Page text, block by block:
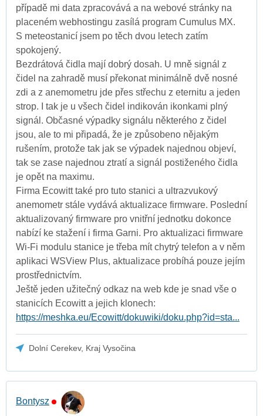
případě mi data zpracovává a na webové stránky na
placeném webhostingu zasílá program Cumulus MX.
S meteostanicí jsem po těch dvou letech zatím
spokojený.
Bezdrátová čidla mají dobrý dosah. U mně signál z
čidel na zahradě musí překonat minimálně dvě nosné
zdi a z anemometru jde přes střechu z eternitu a jeden
strop. I tak je u všech čidel indikován ikonkami plný
signál. Občasné výpadky signálu některého z čidel
jsou, ale to mi připadá, že je způsobeno nějakým
rušením, protože tak jak se výpadek najednou objeví,
tak se zase najednou ztratí a signál postiženého čidla
je opět na maximu.
Firma Ecowitt také pro tuto stanici a ultrazvukový
anemometr stále vydává aktualizace firmware. Poslední
aktualizovaný firmware pro vnitřní jednotku dokonce
nabízí ke stažení i firma Garni. Pro aktualizaci firmware
Wi-Fi modulu stanice je třeba mít chytrý telefon a v něm
aplikaci WSView Plus, aktualizace probíhá pouze jejím
prostřednictvím.
Ještě jeden užitečný odkaz na web kde je snad vše o
stanicích Ecowitt a jejich klonech:
https://meshka.eu/Ecowitt/dokuwiki/doku.php?id=sta...
Dolní Cerekev, Kraj Vysočina
Bontysz